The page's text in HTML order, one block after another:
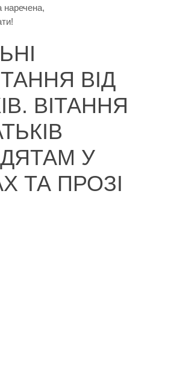
наречена,
ВІД
ВІТАННЯ
У
ТА ПРОЗІ